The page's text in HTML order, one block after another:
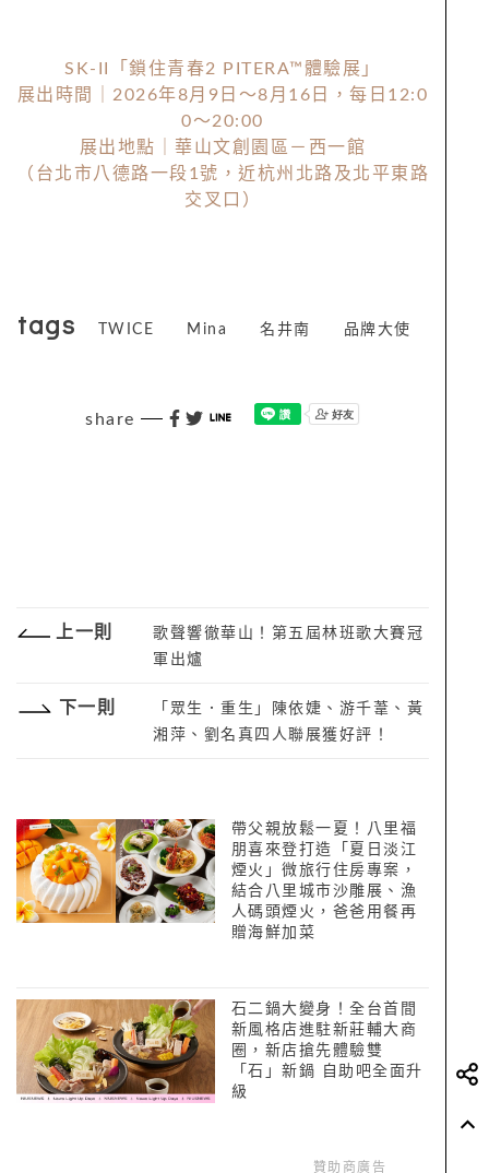
SK-II「鎖住青春2 PITERA™體驗展」
展出時間｜2026年8月9日～8月16日，每日12:0
0～20:00
展出地點｜華山文創園區－西一館
（台北市八德路一段1號，近杭州北路及北平東路
交叉口）
tags TWICE Mina 名井南 品牌大使
share
上一則
歌聲響徹華山！第五屆林班歌大賽冠
軍出爐
下一則
「眾生．重生」陳依婕、游千葦、黃
湘萍、劉名真四人聯展獲好評！
帶父親放鬆一夏！八里福
朋喜來登打造「夏日淡江
煙火」微旅行住房專案，
結合八里城市沙雕展、漁
人碼頭煙火，爸爸用餐再
贈海鮮加菜
石二鍋大變身！全台首間
新風格店進駐新莊輔大商
圈，新店搶先體驗雙
「石」新鍋 自助吧全面升
級
贊助商廣告